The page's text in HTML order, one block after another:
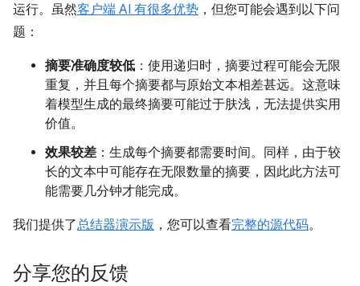
运行。虽然客户端 AI 有很多优势 ，但您可能会遇到以下问
题：
摘要准确度较低 ：使用递归时，摘要过程可能会无限
重复，并且每个摘要都与原始文本相差甚远。这意味
着模型生成的最终摘要可能过于肤浅，无法提供实用
价值。
效果较差 ：生成每个摘要都需要时间。同样，由于较
长的文本中可能存在无限数量的摘要，因此此方法可
能需要几分钟才能完成。
我们提供了总结器演示版 ，您可以查看完整的源代码。
分享您的反馈